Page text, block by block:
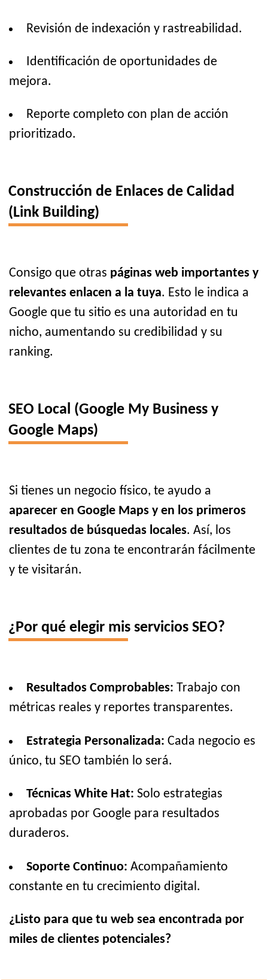
Revisión de indexación y rastreabilidad.
Identificación de oportunidades de
mejora.
Reporte completo con plan de acción
prioritizado.
Construcción de Enlaces de Calidad
(Link Building)
Consigo que otras páginas web importantes y
relevantes enlacen a la tuya. Esto le indica a
Google que tu sitio es una autoridad en tu
nicho, aumentando su credibilidad y su
ranking.
SEO Local (Google My Business y
Google Maps)
Si tienes un negocio físico, te ayudo a
aparecer en Google Maps y en los primeros
resultados de búsquedas locales. Así, los
clientes de tu zona te encontrarán fácilmente
y te visitarán.
¿Por qué elegir mis servicios SEO?
Resultados Comprobables: Trabajo con
métricas reales y reportes transparentes.
Estrategia Personalizada: Cada negocio es
único, tu SEO también lo será.
Técnicas White Hat: Solo estrategias
aprobadas por Google para resultados
duraderos.
Soporte Continuo: Acompañamiento
constante en tu crecimiento digital.
¿Listo para que tu web sea encontrada por
miles de clientes potenciales?